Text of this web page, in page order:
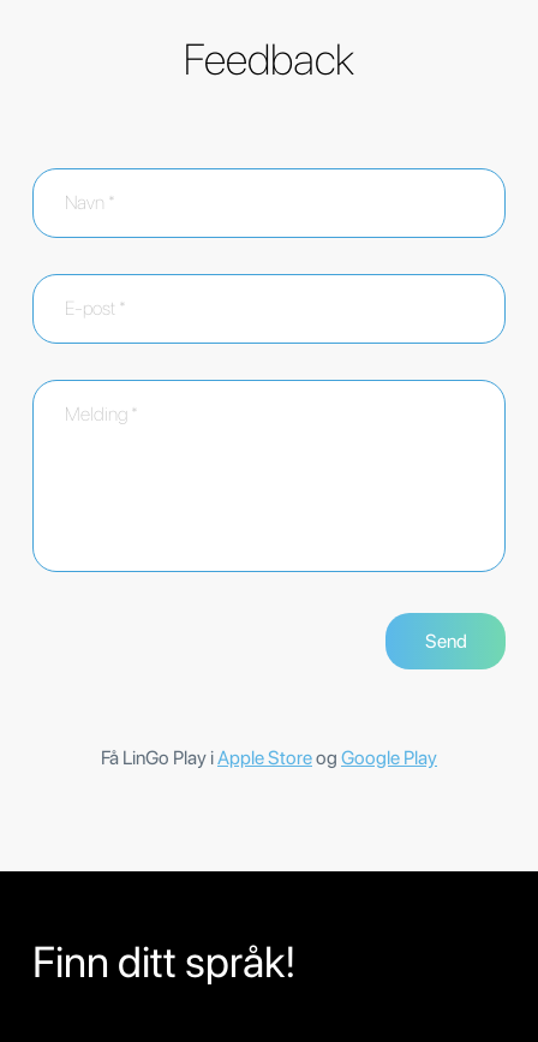
Feedback
Få LinGo Play iApple Storeog Google Play
Finn ditt språk!